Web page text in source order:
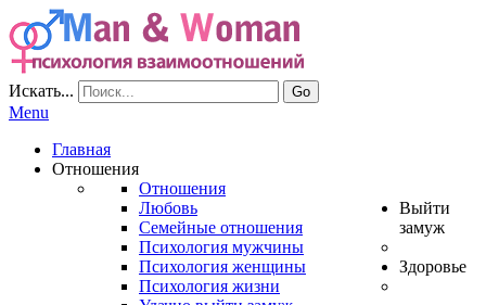
Искать... Go
Menu
Главная
Отношения
Отношения
Любовь
Семейные отношения
Психология мужчины
Психология женщины
Психология жизни
Выйти
замуж
Здоровье